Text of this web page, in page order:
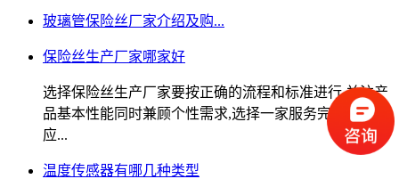
玻璃管保险丝厂家介绍及购...
保险丝生产厂家哪家好
选择保险丝生产厂家要按正确的流程和标准进行,关注产
品基本性能同时兼顾个性需求,选择一家服务完善的供
应...
温度传感器有哪几种类型